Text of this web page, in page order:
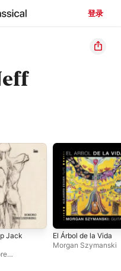
登录
Jack
El Árbol de la Vida
Morgan Szymanski